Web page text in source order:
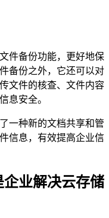
备份功能，更好地保
备份之外，它还可以对
文件的核查、文件内容
息安全。
种新的文档共享和管
信息，有效提高企业信
业解决云存储